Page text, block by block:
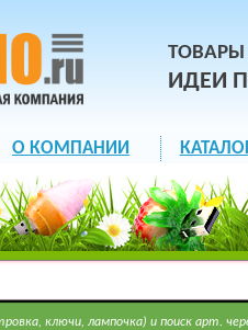
ИДЕИ
О КОМПАНИИ
ключи, лампочка) и поиск арт.